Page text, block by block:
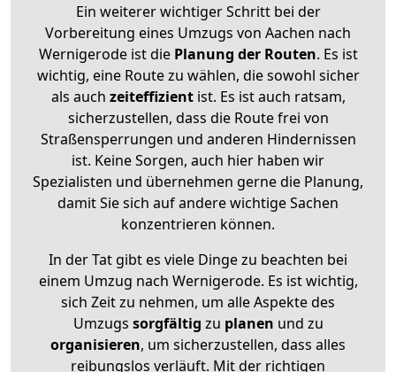
Ein weiterer wichtiger Schritt bei der
Vorbereitung eines Umzugs von Aachen nach
Wernigerode ist diePlanung der Routen. Es ist
wichtig, eine Route zu wählen, die sowohl sicher
als auch zeiteffizientist. Es ist auch ratsam,
sicherzustellen, dass die Route frei von
Straßensperrungen und anderen Hindernissen
ist. Keine Sorgen, auch hier haben wir
Spezialisten und übernehmen gerne die Planung,
damit Sie sich auf andere wichtige Sachen
konzentrieren können.
In der Tat gibt es viele Dinge zu beachten bei
einem Umzug nach Wernigerode. Es ist wichtig,
sich Zeit zu nehmen, um alle Aspekte des
Umzugs sorgfältig zu planen und zu
organisieren, um sicherzustellen, dass alles
reibungslos verläuft. Mit der richtigen